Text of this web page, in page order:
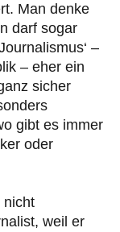
Man denke
darf sogar
–
– eher ein
sicher
gibt es immer
oder
nicht
weil er